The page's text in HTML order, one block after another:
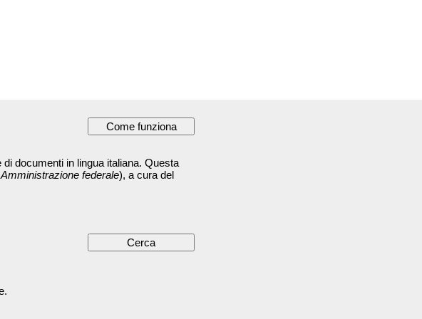
documenti in lingua italiana. Questa
Amministrazione federale), a cura del